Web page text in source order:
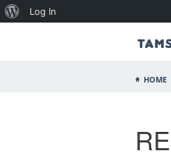
Home
Log In